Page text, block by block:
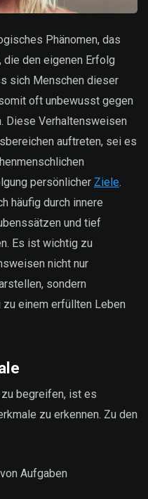
Phänomen, das
den eigenen Erfolg
sich Menschen dieser
oft unbewusst gegen
Diese Verhaltensweisen
auftreten, sei es
persönlicher Ziele.
häufig durch innere
und tief
Es ist wichtig zu
nicht nur
sondern
einem erfüllten Leben
begreifen, ist es
zu erkennen. Zu den
Aufgaben